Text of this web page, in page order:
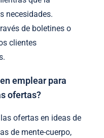
necesidades.
de boletines o
clientes
emplear para
ofertas?
ofertas en ideas de
de mente-cuerpo,